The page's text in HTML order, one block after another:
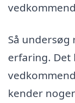
Så
erfaring. Det
kender